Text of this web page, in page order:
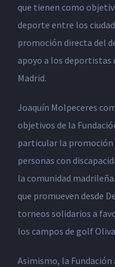
que tienen como
deporte entre los
promoción directa del
apoyo a los deportistas
Madrid.
Joaquín Molpeceres
objetivos de la
particular la promoción
personas con
la comunidad
que promueven desde
torneos solidarios a
los campos de golf
Asimismo, la